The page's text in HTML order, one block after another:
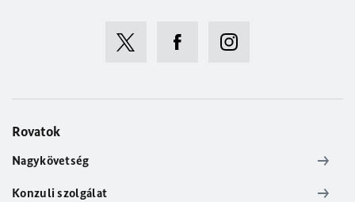
Rovatok
Nagykövetség
Konzuli szolgálat